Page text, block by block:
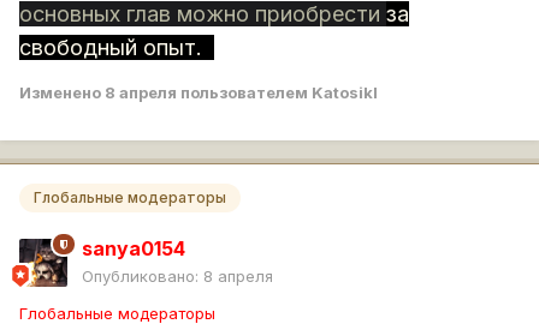
основных глав можно приобрести за
свободный опыт.
Изменено 8 апреля пользователем Katosikl
Глобальные модераторы
sanya0154
Опубликовано: 8 апреля
Глобальные модераторы